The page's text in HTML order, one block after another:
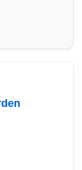
Finde
und
oder